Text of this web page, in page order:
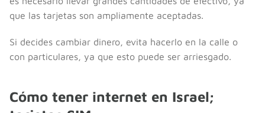
que las tarjetas son ampliamente aceptadas.
Si decides cambiar dinero, evita hacerlo en la calle o
con particulares, ya que esto puede ser arriesgado.
Cómo tener internet en Israel;